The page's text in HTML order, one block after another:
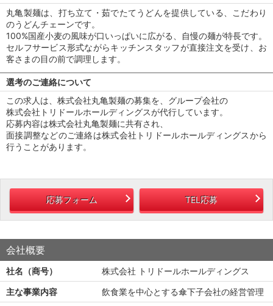
丸亀製麺は、打ち立て・茹でたてうどんを提供している、こだわり
のうどんチェーンです。
100%国産小麦の風味が口いっぱいに広がる、自慢の麺が特長です。
セルフサービス形式ながらキッチンスタッフが直接注文を受け、お
客さまの目の前で調理します。
選考のご連絡について
この求人は、株式会社丸亀製麺の募集を、グループ会社の
株式会社トリドールホールディングスが代行しています。
応募内容は株式会社丸亀製麺に共有され、
面接調整などのご連絡は株式会社トリドールホールディングスから
行うことがあります。
応募フォーム TEL応募
会社概要
社名（商号）
株式会社 トリドールホールディングス
主な事業内容
飲食業を中心とする傘下子会社の経営管理